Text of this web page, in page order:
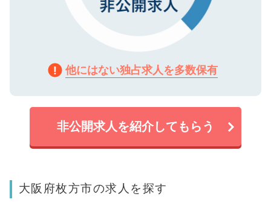
他にはない独占求人を多数保有
非公開求人を紹介してもらう
大阪府枚方市の求人を探す